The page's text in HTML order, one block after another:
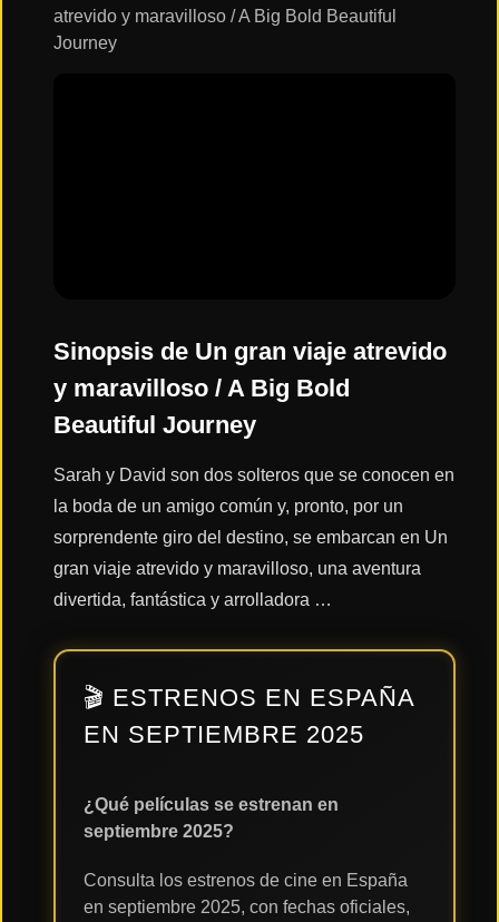
Estrenos
GÉNEROS
Acción
Ciencia
Películas
atrevido y maravilloso / A Big Bold Beautiful
Journey
Sinopsis de Un gran viaje atrevido
y maravilloso / A Big Bold
Beautiful Journey
Sarah y David son dos solteros que se conocen en
la boda de un amigo común y, pronto, por un
sorprendente giro del destino, se embarcan en Un
gran viaje atrevido y maravilloso, una aventura
divertida, fantástica y arrolladora …
🎬 ESTRENOS EN ESPAÑA
EN SEPTIEMBRE 2025
¿Qué películas se estrenan en
septiembre 2025?
Consulta los estrenos de cine en España
en septiembre 2025, con fechas oficiales,